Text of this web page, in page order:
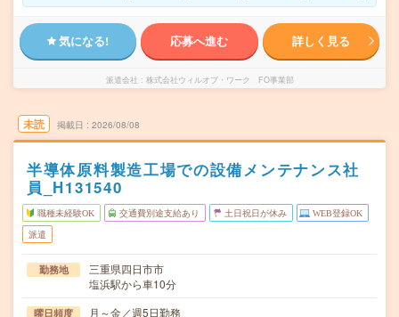
気になる! 応募へ進む 詳しく見る
派遣会社 株式会社ウィルオブ・ワーク FO事業部
未読 掲載日 2026/08/08
半導体原料製造工場での設備メンテナンス社
員_H131540
職種未経験OK 交通費別途支給あり 土日祝日が休み WEB登録OK
派遣
勤務地
三重県四日市市
塩浜駅から車10分
曜日頻度 月～金／週5日勤務